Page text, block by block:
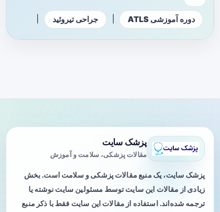
دوره آموزشی ATLS جراحی تیروئید
پزشک سایت
مقالات پزشکی، سلامت و آموزش
پزشک سایت، یک منبع مقالات پزشکی و سلامت است. بخش
زیادی از مقالات این سایت توسط مسئولین سایت نوشته یا
ترجمه شده‌اند. استفاده از مقالات این سایت فقط با ذکر منبع